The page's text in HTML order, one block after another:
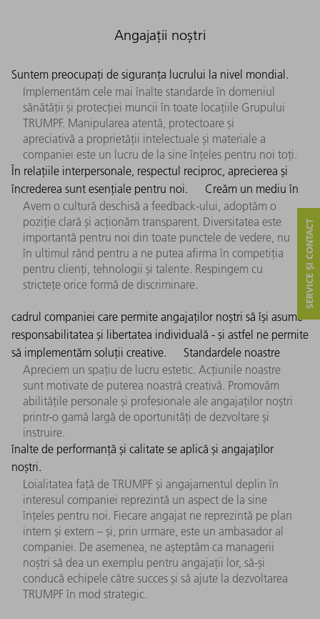
Angajații noștri
Suntem preocupați de siguranța lucrului la nivel mondial.
Implementăm cele mai înalte standarde în domeniul
sănătății și protecției muncii în toate locațiile Grupului
TRUMPF. Manipularea atentă, protectoare și
apreciativă a proprietății intelectuale și materiale a
companiei este un lucru de la sine înțeles pentru noi toți.
În relațiile interpersonale, respectul reciproc, aprecierea și
încrederea sunt esențiale pentru noi.
Avem o cultură deschisă a feedback-ului, adoptăm o
poziție clară și acționăm transparent. Diversitatea este
importantă pentru noi din toate punctele de vedere, nu
în ultimul rând pentru a ne putea afirma în competiția
pentru clienți, tehnologii și talente. Respingem cu
strictețe orice formă de discriminare.
Creăm un mediu în
cadrul companiei care permite angajaților noștri să își asume
responsabilitatea și libertatea individuală - și astfel ne permite
să implementăm soluții creative.
Apreciem un spațiu de lucru estetic. Acțiunile noastre
sunt motivate de puterea noastră creativă. Promovăm
abilitățile personale și profesionale ale angajaților noștri
printr-o gamă largă de oportunități de dezvoltare și
instruire.
Standardele noastre
înalte de performanță și calitate se aplică și angajaților
noștri.
Loialitatea față de TRUMPF și angajamentul deplin în
interesul companiei reprezintă un aspect de la sine
înțeles pentru noi. Fiecare angajat ne reprezintă pe plan
intern și extern – și, prin urmare, este un ambasador al
companiei. De asemenea, ne așteptăm ca managerii
noștri să dea un exemplu pentru angajații lor, să-și
conducă echipele către succes și să ajute la dezvoltarea
TRUMPF în mod strategic.
SERVICE ȘI CONTACT